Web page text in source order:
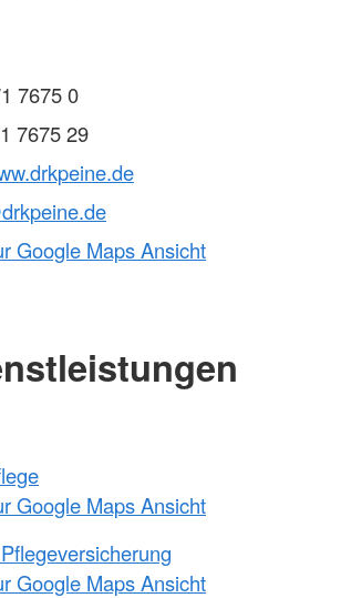
7675 0
7675 29
Google Maps Ansicht
Google Maps Ansicht
Google Maps Ansicht